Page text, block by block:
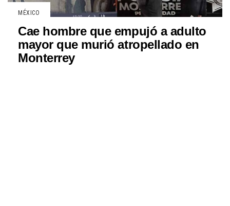
MÉXICO
Cae hombre que empujó a adulto
mayor que murió atropellado en
Monterrey